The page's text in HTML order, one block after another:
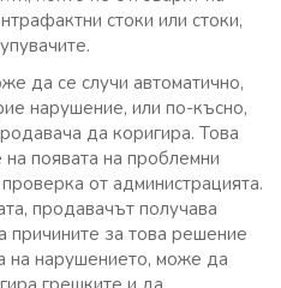
стоки или стоки,
да се случи автоматично,
нарушение, или по-късно,
да коригира. Това
появата на проблемни
от администрацията.
продавачът получава
причините за това решение
на нарушението, може да